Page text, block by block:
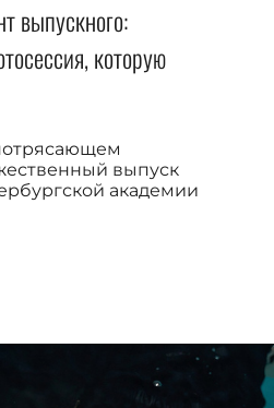
выпускного:
которую
выпуск
академии